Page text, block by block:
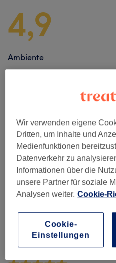
4,9
Ambiente
Bewertungen filtern
Bewertung
Verifizierte Bewertungen
Geschrieben von unseren
dich in jedem Salon
Wir verwenden eigene
Dritten, um Inhalte und
Medienfunktionen
Datenverkehr zu
Informationen über die
unsere Partner für soziale
Analysen weiter. Cookie-
Cookie-
Einstellungen